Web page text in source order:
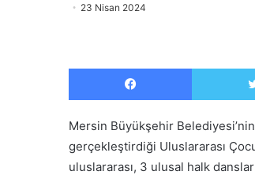
23 Nisan 2024
Facebook
Mersin Büyükşehir
gerçekleştirdiği Uluslararası
uluslararası, 3 ulusal halk